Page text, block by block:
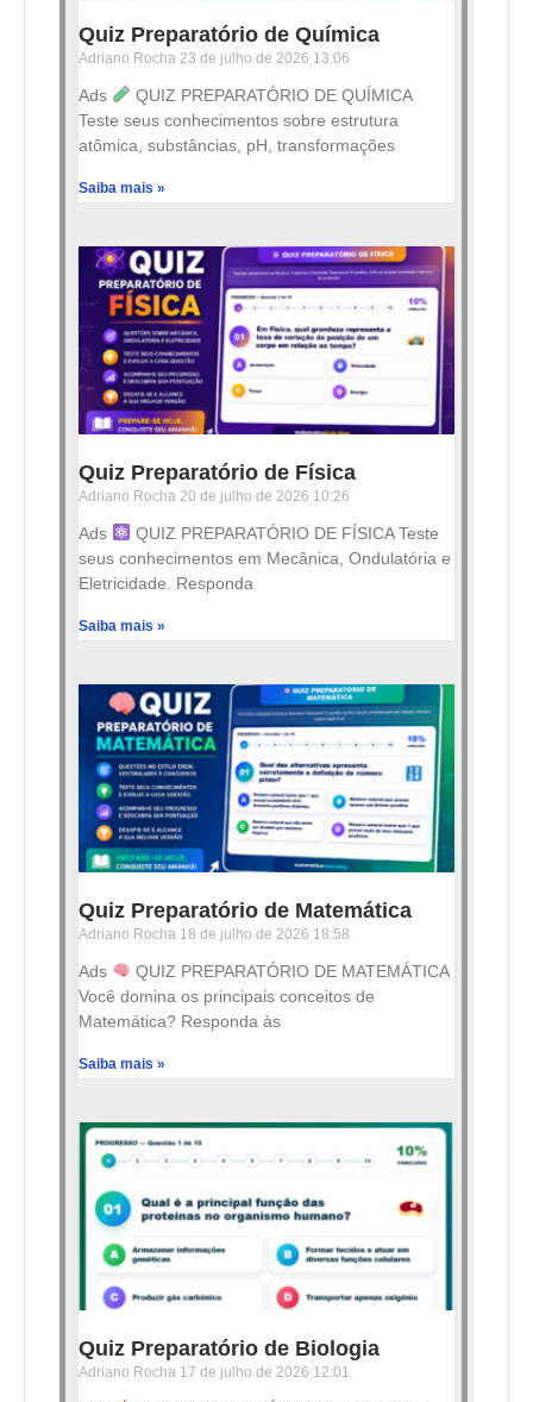
Quiz Preparatório de Química
Adriano Rocha 23 de julho de 2026 13:06
Ads
QUIZ PREPARATÓRIO DE QUÍMICA
Teste seus conhecimentos sobre estrutura
atômica, substâncias, pH, transformações
Saiba mais »
Quiz Preparatório de Física
Adriano Rocha 20 de julho de 2026 10:26
Ads
QUIZ PREPARATÓRIO DE FÍSICA Teste
seus conhecimentos em Mecânica, Ondulatória e
Eletricidade. Responda
Saiba mais »
Quiz Preparatório de Matemática
Adriano Rocha 18 de julho de 2026 18:58
Ads
QUIZ PREPARATÓRIO DE MATEMÁTICA
Você domina os principais conceitos de
Matemática? Responda às
Saiba mais »
Quiz Preparatório de Biologia
Adriano Rocha 17 de julho de 2026 12:01